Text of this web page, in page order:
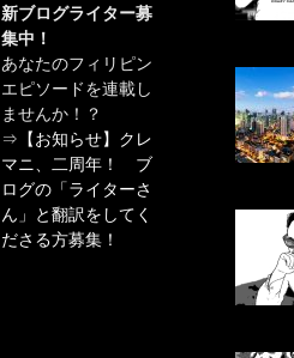
新ブログライター募
集中！
あなたのフィリピン
エピソードを連載し
ませんか！？
⇒ 【お知らせ】クレ
マニ、二周年！ ブ
ログの「ライターさ
ん」と翻訳をしてく
ださる方募集！